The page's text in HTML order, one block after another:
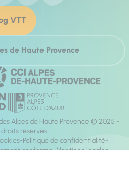
VTT
de Haute Provence
Alpes de Haute Provence © 2025 -
droits réservés
Politique de confidentialité
conforme Mentions légales